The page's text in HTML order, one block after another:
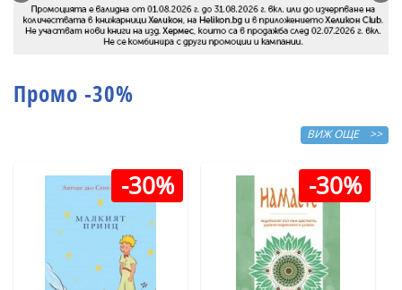
Промо -30%
ВИЖ ОЩЕ >>
-30% -30%